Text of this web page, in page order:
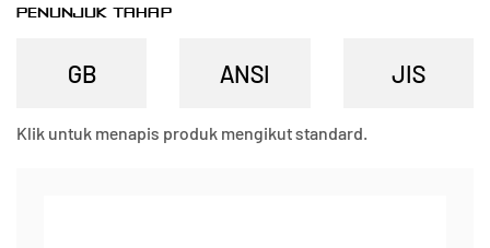
PENUNJUK TAHAP
Klik untuk menapis produk mengikut standard.